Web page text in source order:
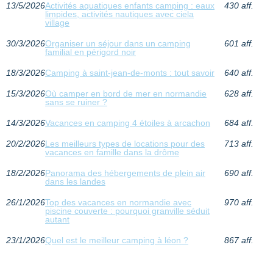
13/5/2026Activités aquatiques enfants camping : eaux
limpides, activités nautiques avec ciela
village
430 aff.
30/3/2026Organiser un séjour dans un camping
familial en périgord noir
601 aff.
18/3/2026Camping à saint-jean-de-monts : tout savoir 640 aff.
15/3/2026Où camper en bord de mer en normandie
sans se ruiner ?
628 aff.
14/3/2026Vacances en camping 4 étoiles à arcachon 684 aff.
20/2/2026Les meilleurs types de locations pour des
vacances en famille dans la drôme
713 aff.
18/2/2026Panorama des hébergements de plein air
dans les landes
690 aff.
26/1/2026Top des vacances en normandie avec
piscine couverte : pourquoi granville séduit
autant
970 aff.
23/1/2026Quel est le meilleur camping à léon ? 867 aff.